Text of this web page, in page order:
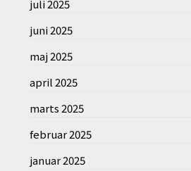
juli 2025
juni 2025
maj 2025
april 2025
marts 2025
februar 2025
januar 2025